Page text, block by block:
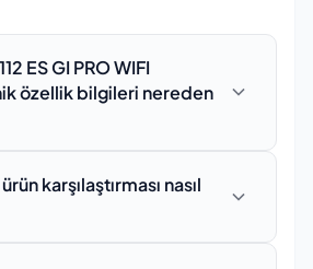
ES GI PRO WIFI
özellik bilgileri nereden
üretici firmanın resmi web
ve doğrulanmış
karşılaştırması nasıl